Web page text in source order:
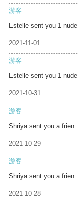
游客
Estelle sent you 1 nude
2021-11-01
游客
Estelle sent you 1 nude
2021-10-31
游客
Shriya sent you a frien
2021-10-29
游客
Shriya sent you a frien
2021-10-28